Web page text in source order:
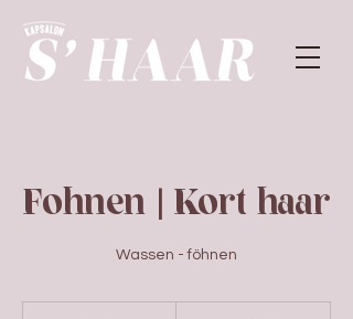
Föhnen | Kort haar
Wassen - föhnen